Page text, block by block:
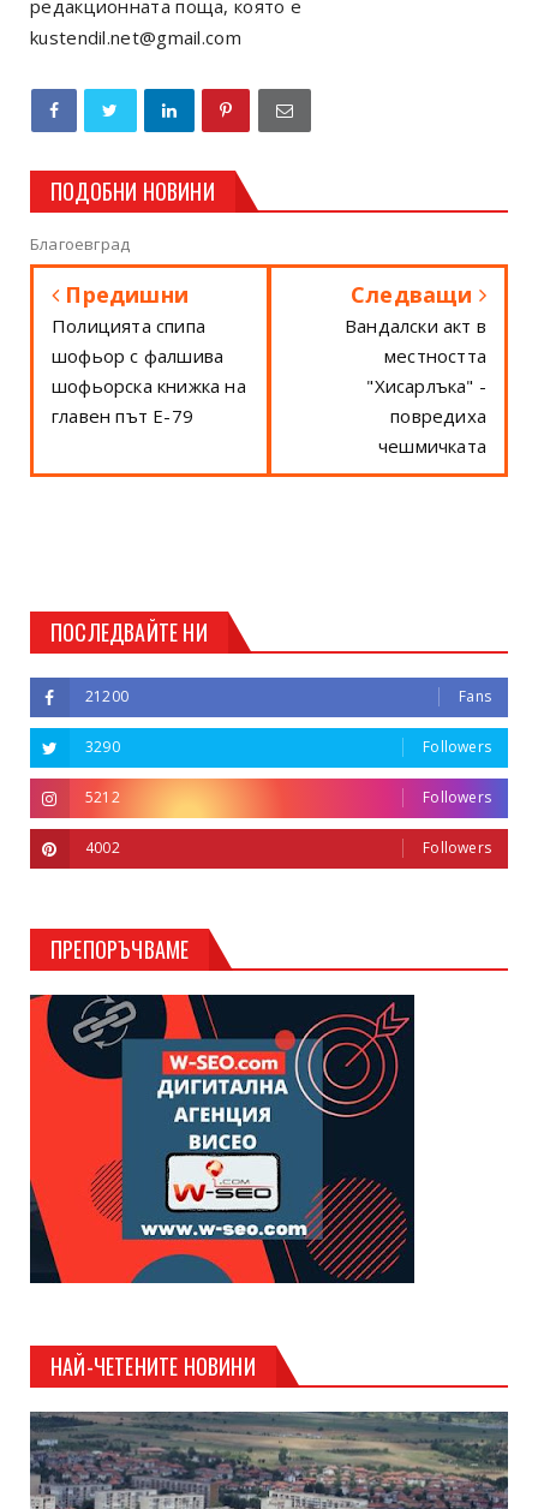
редакционната поща, която е
kustendil.net@gmail.com
ПОДОБНИ НОВИНИ
Благоевград
Предишни
Полицията спипа
шофьор с фалшива
шофьорска книжка на
главен път E-79
Следващи
Вандалски акт в
местността
"Хисарлъка" -
повредиха
чешмичката
ПОСЛЕДВАЙТЕ НИ
21200 Fans
3290 Followers
5212 Followers
4002 Followers
ПРЕПОРЪЧВАМЕ
НАЙ-ЧЕТЕНИТЕ НОВИНИ